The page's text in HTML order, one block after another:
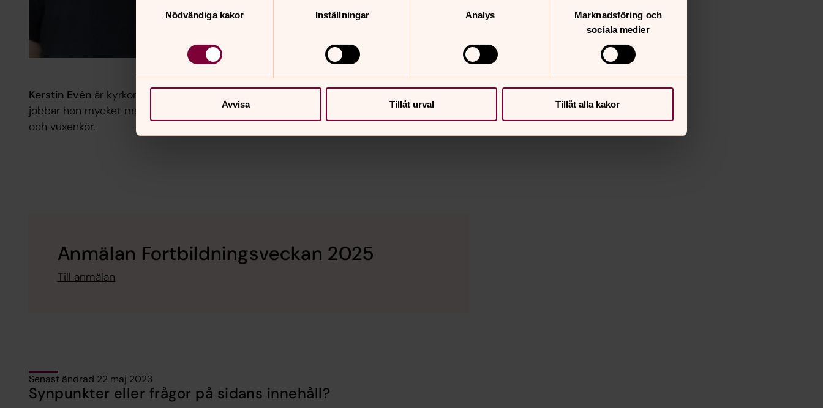
Nödvändiga kakor
Inställningar Analys
Marknadsföring och
sociala medier
Avvisa Tillåt urval Tillåt alla kakor
Kerstin Evénär kyrkomusiker sedan 25 år tillbaka och jobbar i Danderyd. I sitt arbete
jobbar hon mycket med flick, goss och ungdomskör. Hon har också skrivit musik för barn
och vuxenkör.
Anmälan Fortbildningsveckan 2025
Till anmälan
Senast ändrad 22 maj 2023
Synpunkter eller frågor på sidans innehåll?